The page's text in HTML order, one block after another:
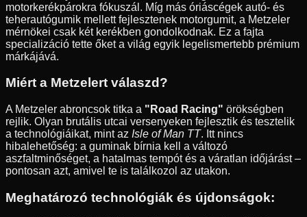
motorkerékpárokra fókuszál. Míg más óriáscégek autó- és
teherautógumik mellett fejlesztenek motorgumit, a Metzeler
mérnökei csak két kerékben gondolkodnak. Ez a fajta
specializáció tette őket a világ egyik legelismertebb prémium
márkájává.
Miért a Metzelert válaszd?
A Metzeler abroncsok titka a "Road Racing" örökségben
rejlik. Olyan brutális utcai versenyeken fejlesztik és tesztelik
a technológiáikat, mint az Isle of Man TT. Itt nincs
hibalehetőség: a guminak bírnia kell a változó
aszfaltminőséget, a hatalmas tempót és a váratlan időjárást –
pontosan azt, amivel te is találkozol az utakon.
Meghatározó technológiák és újdonságok: